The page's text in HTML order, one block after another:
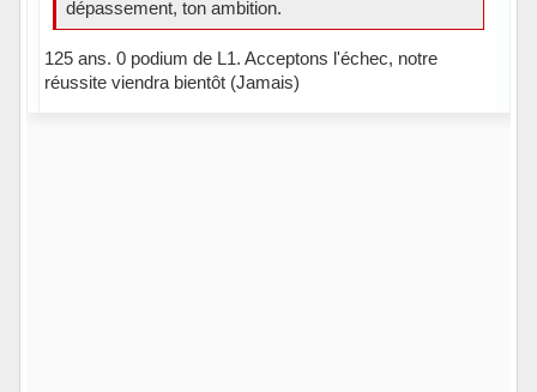
dépassement, ton ambition.
125 ans. 0 podium de L1. Acceptons l'échec, notre
réussite viendra bientôt (Jamais)